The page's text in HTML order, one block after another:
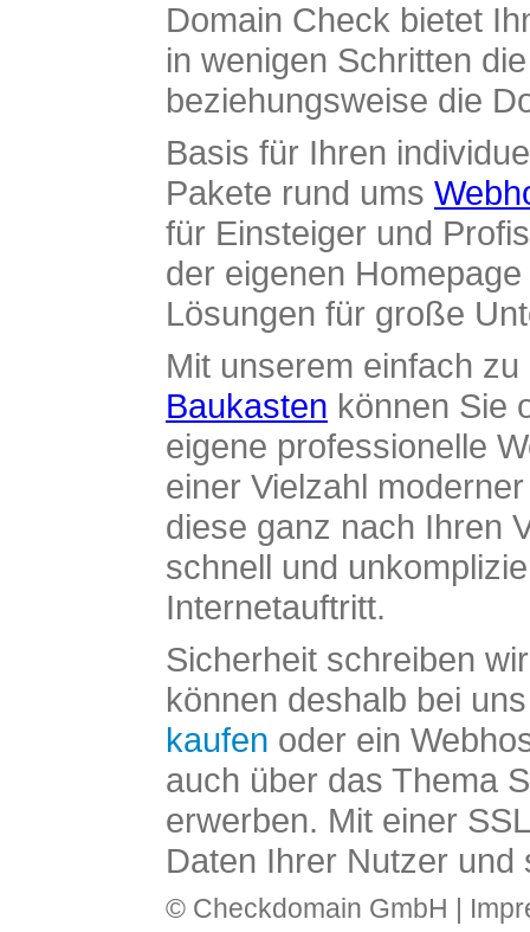
Domain Check bietet
in wenigen Schritten
beziehungsweise die
Basis für Ihren
Pakete rund ums
für Einsteiger und
der eigenen
Lösungen für große
Mit unserem einfach
Baukasten können Sie
eigene professionelle
einer Vielzahl
diese ganz nach Ihren
schnell und
Internetauftritt.
Sicherheit schreiben
können deshalb bei
kaufen oder ein
auch über das Thema
erwerben. Mit einer
Daten Ihrer Nutzer und
© Checkdomain GmbH |